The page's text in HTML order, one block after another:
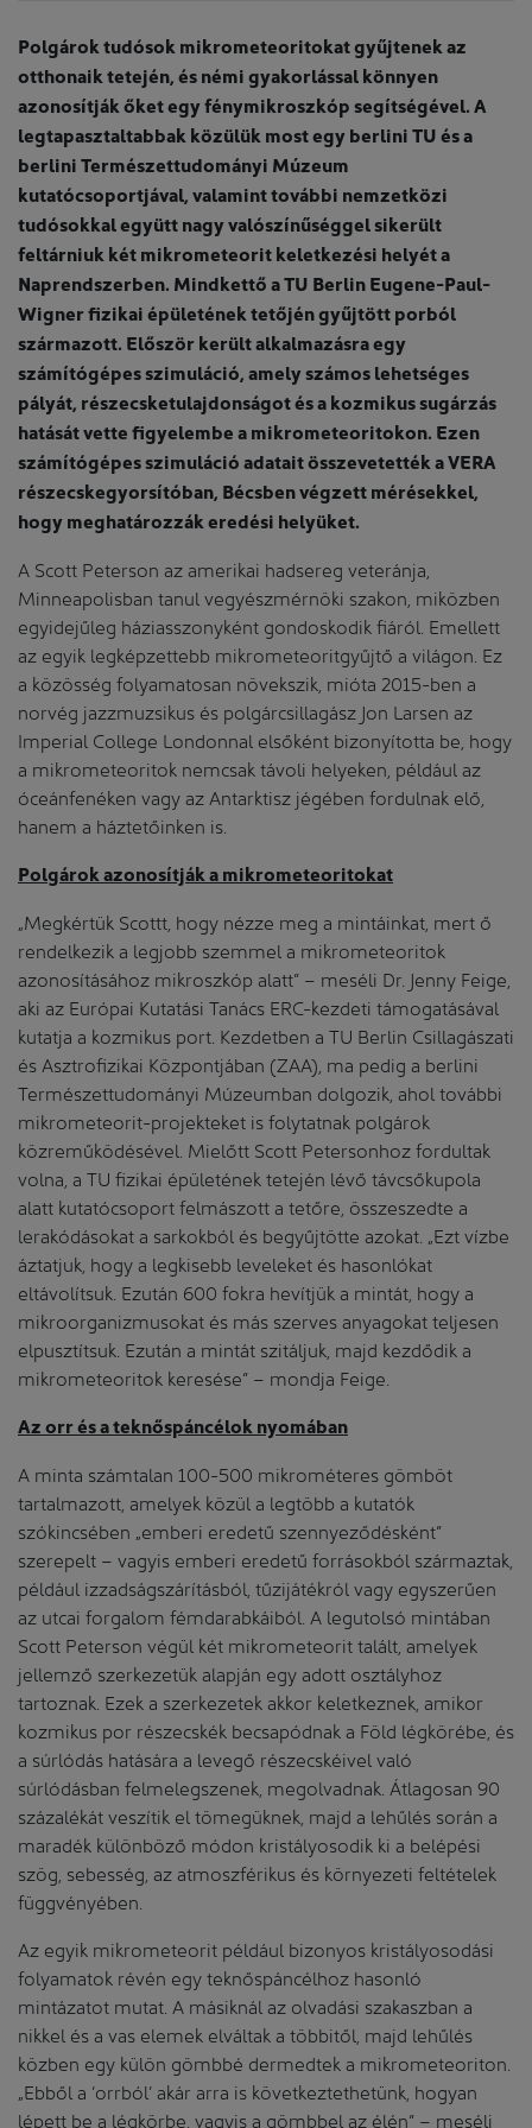
Polgárok tudósok mikrometeoritokat gyűjtenek az
otthonaik tetején, és némi gyakorlással könnyen
azonosítják őket egy fénymikroszkóp segítségével. A
legtapasztaltabbak közülük most egy berlini TU és a
berlini Természettudományi Múzeum
kutatócsoportjával, valamint további nemzetközi
tudósokkal együtt nagy valószínűséggel sikerült
feltárniuk két mikrometeorit keletkezési helyét a
Naprendszerben. Mindkettő a TU Berlin Eugene-Paul-
Wigner fizikai épületének tetőjén gyűjtött porból
származott. Először került alkalmazásra egy
számítógépes szimuláció, amely számos lehetséges
pályát, részecsketulajdonságot és a kozmikus sugárzás
hatását vette figyelembe a mikrometeoritokon. Ezen
számítógépes szimuláció adatait összevetették a VERA
részecskegyorsítóban, Bécsben végzett mérésekkel,
hogy meghatározzák eredési helyüket.
A Scott Peterson az amerikai hadsereg veteránja,
Minneapolisban tanul vegyészmérnöki szakon, miközben
egyidejűleg háziasszonyként gondoskodik fiáról. Emellett
az egyik legképzettebb mikrometeoritgyűjtő a világon. Ez
a közösség folyamatosan növekszik, mióta 2015-ben a
norvég jazzmuzsikus és polgárcsillagász Jon Larsen az
Imperial College Londonnal elsőként bizonyította be, hogy
a mikrometeoritok nemcsak távoli helyeken, például az
óceánfenéken vagy az Antarktisz jégében fordulnak elő,
hanem a háztetőinken is.
Polgárok azonosítják a mikrometeoritokat
„Megkértük Scottt, hogy nézze meg a mintáinkat, mert ő
rendelkezik a legjobb szemmel a mikrometeoritok
azonosításához mikroszkóp alatt” – meséli Dr. Jenny Feige,
aki az Európai Kutatási Tanács ERC-kezdeti támogatásával
kutatja a kozmikus port. Kezdetben a TU Berlin Csillagászati
és Asztrofizikai Központjában (ZAA), ma pedig a berlini
Természettudományi Múzeumban dolgozik, ahol további
mikrometeorit-projekteket is folytatnak polgárok
közreműködésével. Mielőtt Scott Petersonhoz fordultak
volna, a TU fizikai épületének tetején lévő távcsőkupola
alatt kutatócsoport felmászott a tetőre, összeszedte a
lerakódásokat a sarkokból és begyűjtötte azokat. „Ezt vízbe
áztatjuk, hogy a legkisebb leveleket és hasonlókat
eltávolítsuk. Ezután 600 fokra hevítjük a mintát, hogy a
mikroorganizmusokat és más szerves anyagokat teljesen
elpusztítsuk. Ezután a mintát szitáljuk, majd kezdődik a
mikrometeoritok keresése” – mondja Feige.
Az orr és a teknőspáncélok nyomában
A minta számtalan 100-500 mikrométeres gömböt
tartalmazott, amelyek közül a legtöbb a kutatók
szókincsében „emberi eredetű szennyeződésként”
szerepelt – vagyis emberi eredetű forrásokból származtak,
például izzadságszárításból, tűzijátékról vagy egyszerűen
az utcai forgalom fémdarabkáiból. A legutolsó mintában
Scott Peterson végül két mikrometeorit talált, amelyek
jellemző szerkezetük alapján egy adott osztályhoz
tartoznak. Ezek a szerkezetek akkor keletkeznek, amikor
kozmikus por részecskék becsapódnak a Föld légkörébe, és
a súrlódás hatására a levegő részecskéivel való
súrlódásban felmelegszenek, megolvadnak. Átlagosan 90
százalékát veszítik el tömegüknek, majd a lehűlés során a
maradék különböző módon kristályosodik ki a belépési
szög, sebesség, az atmoszférikus és környezeti feltételek
függvényében.
Az egyik mikrometeorit például bizonyos kristályosodási
folyamatok révén egy teknőspáncélhoz hasonló
mintázatot mutat. A másiknál az olvadási szakaszban a
nikkel és a vas elemek elváltak a többitől, majd lehűlés
közben egy külön gömbbé dermedtek a mikrometeoriton.
„Ebből a ’orrból’ akár arra is következtethetünk, hogyan
lépett be a légkörbe, vagyis a gömbbel az élén” – meséli